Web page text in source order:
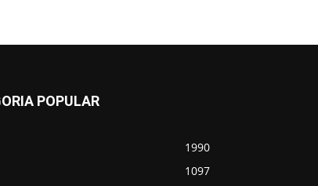
POPULAR
1990
1097